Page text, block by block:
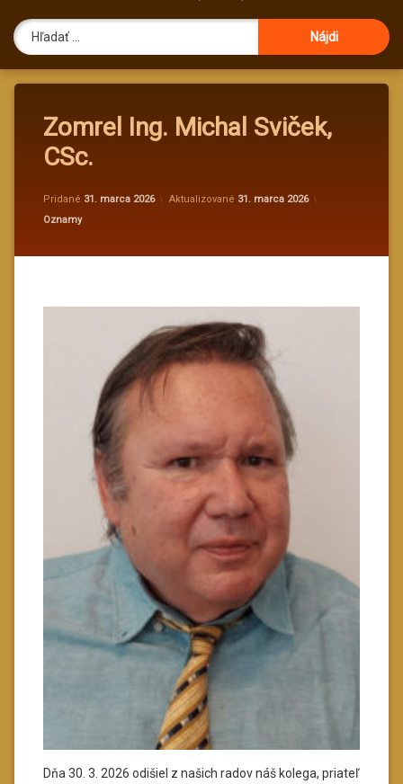
Zomrel Ing. Michal Sviček,
CSc.
Pridané 31. marca 2026 Aktualizované 31. marca 2026
Kategórie:
Oznamy
Dňa 30. 3. 2026 odišiel z našich radov náš kolega, priateľ